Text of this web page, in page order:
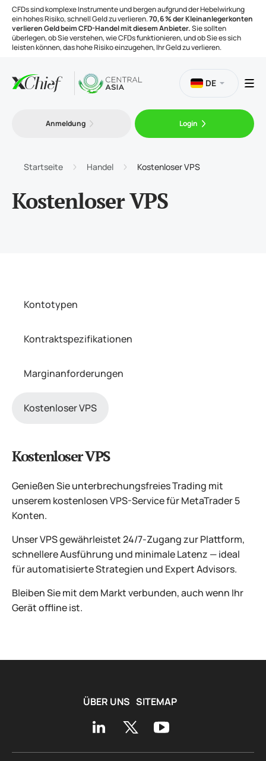
CFDs sind komplexe Instrumente und bergen aufgrund der Hebelwirkung
ein hohes Risiko, schnell Geld zu verlieren.70,6 % der Kleinanlegerkonten
verlieren Geld beim CFD-Handel mit diesem Anbieter.Sie sollten
überlegen, ob Sie verstehen, wie CFDs funktionieren, und ob Sie es sich
leisten können, das hohe Risiko einzugehen, Ihr Geld zu verlieren.
Handelsinstrumente
DE
Anmeldung Login
Startseite Handel Kostenloser VPS
Kostenloser VPS
Kontotypen
Kontraktspezifikationen
Marginanforderungen
Kostenloser VPS
Kostenloser VPS
Genießen Sie unterbrechungsfreies Trading mit
unserem kostenlosen VPS-Service für MetaTrader 5
Konten.
Unser VPS gewährleistet 24/7-Zugang zur Plattform,
schnellere Ausführung und minimale Latenz — ideal
für automatisierte Strategien und Expert Advisors.
Bleiben Sie mit dem Markt verbunden, auch wenn Ihr
Gerät offline ist.
ÜBER UNS SITEMAP